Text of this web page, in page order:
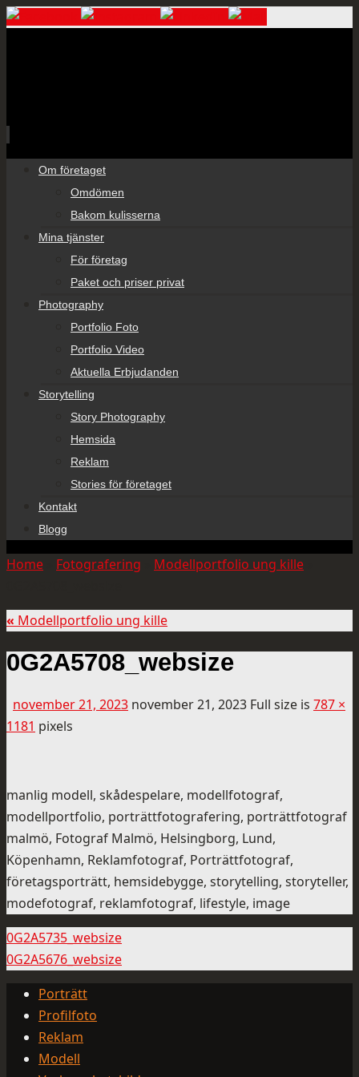
Om företaget
Omdömen
Bakom kulisserna
Mina tjänster
För företag
Paket och priser privat
Photography
Portfolio Foto
Portfolio Video
Aktuella Erbjudanden
Storytelling
Story Photography
Hemsida
Reklam
Stories för företaget
Kontakt
Blogg
Home Fotografering Modellportfolio ung kille
« Modellportfolio ung kille
0G2A5708_websize
november 21, 2023 november 21, 2023 Full size is 787 ×
1181 pixels
manlig modell, skådespelare, modellfotograf,
modellportfolio, porträttfotografering, porträttfotograf
malmö, Fotograf Malmö, Helsingborg, Lund,
Köpenhamn, Reklamfotograf, Porträttfotograf,
företagsporträtt, hemsidebygge, storytelling, storyteller,
modefotograf, reklamfotograf, lifestyle, image
0G2A5735_websize
0G2A5676_websize
Porträtt
Profilfoto
Reklam
Modell